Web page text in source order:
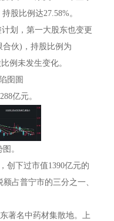
股比例达27.58%。
划，第一大股东也变更
伙)，持股比例为
例未发生变化。
囹圄
亿元。
。
创下过市值1390亿元的
占普宁市的三分之一、
著名中药材集散地。上